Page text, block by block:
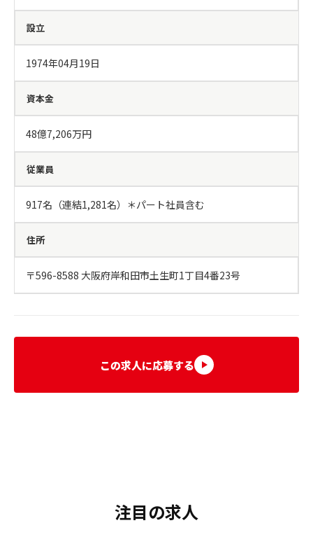
設立
1974年04月19日
資本金
48億7,206万円
従業員
917名（連結1,281名）＊パート社員含む
住所
〒596-8588 大阪府岸和田市土生町1丁目4番23号
この求人に応募する
注目の求人